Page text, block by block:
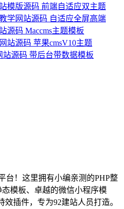
模版源码 前端自适应双主题
学网站源码 自适应全屏高端
源码 Maccms主题模板
站源码 苹果cmsV10主题
站源码 带后台带数据模板
台！这里拥有小编亲测的PHP整
模板、卓越的微信小程序模
插件，专为92建站人员打造。